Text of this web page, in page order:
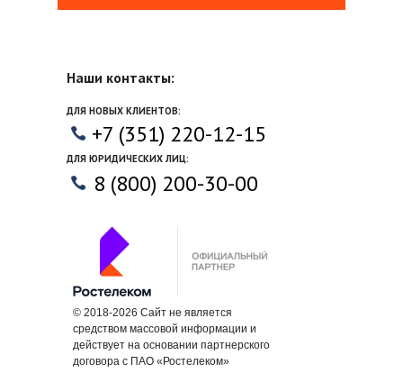
8 (800) 200-30-00
© 2018-2026 Cайт не является
средством массовой информации и
действует на основании партнерского
договора с ПАО «Ростелеком»
ДЛЯ НОВЫХ КЛИЕНТОВ:
Наши контакты:
+7 (351) 220-12-15
ДЛЯ ЮРИДИЧЕСКИХ ЛИЦ: